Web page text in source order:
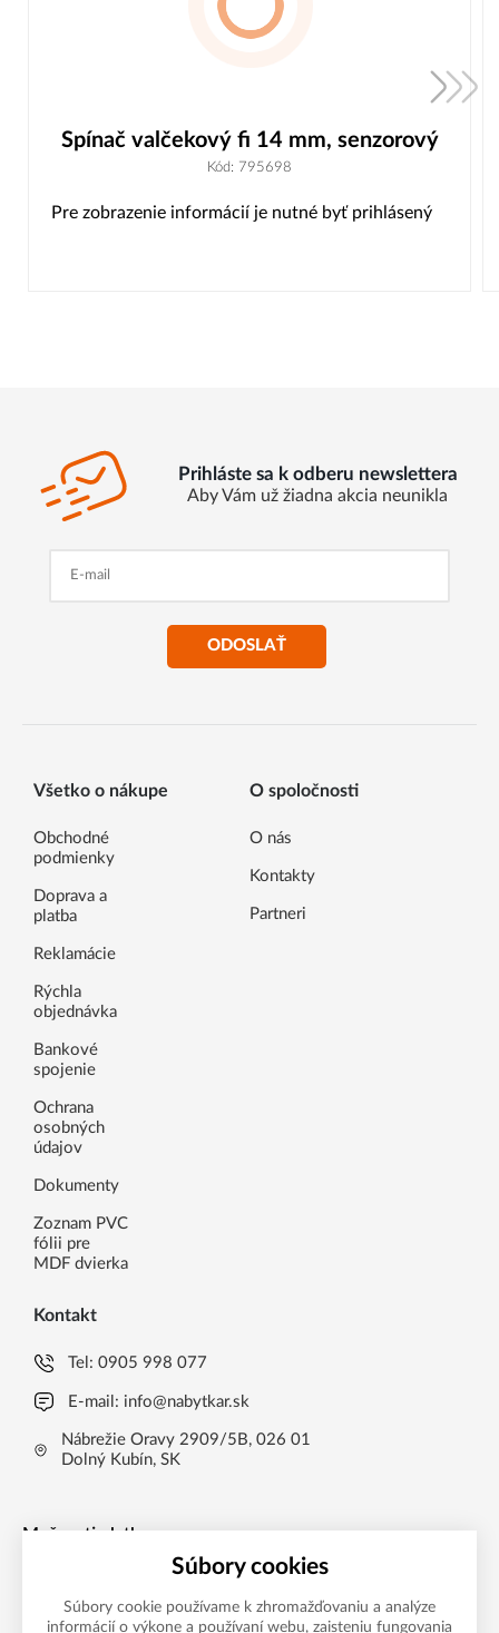
Spínač valčekový fi 14 mm, senzorový
Kód: 795698
Pre zobrazenie informácií je nutné byť prihlásený
Prihláste sa k odberu newslettera
Aby Vám už žiadna akcia neunikla
ODOSLAŤ
Všetko o nákupe
Obchodné
podmienky
Doprava a
platba
Reklamácie
Rýchla
objednávka
Bankové
spojenie
Ochrana
osobných
údajov
Dokumenty
Zoznam PVC
fólii pre
MDF dvierka
O spoločnosti
O nás
Kontakty
Partneri
Kontakt
Tel:0905 998 077
E-mail: info@nabytkar.sk
Nábrežie Oravy 2909/5B, 026 01
Dolný Kubín, SK
Možnosti platby
Súbory cookies
Súbory cookie používame k zhromažďovaniu a analýze
informácií o výkone a používaní webu, zaisteniu fungovania